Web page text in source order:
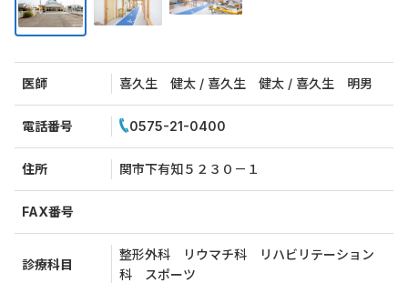
医師 喜久生 健太 / 喜久生 健太 / 喜久生 明男
電話番号 0575-21-0400
住所 関市下有知５２３０－１
FAX番号
診療科目
整形外科 リウマチ科 リハビリテーション
科 スポーツ